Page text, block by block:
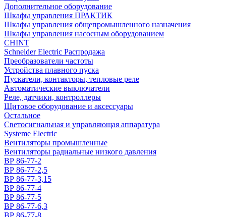
Дополнительное оборудование
Шкафы управления ПРАКТИК
Шкафы управления общепромышленного назначения
Шкафы управления насосным оборудованием
CHINT
Schneider Electric Распродажа
Преобразователи частоты
Устройства плавного пуска
Пускатели, контакторы, тепловые реле
Автоматические выключатели
Реле, датчики, контроллеры
Щитовое оборудование и аксессуары
Остальное
Светосигнальная и управляющая аппаратура
Systeme Electric
Вентиляторы промышленные
Вентиляторы радиальные низкого давления
ВР 86-77-2
ВР 86-77-2,5
ВР 86-77-3,15
ВР 86-77-4
ВР 86-77-5
ВР 86-77-6,3
ВР 86-77-8